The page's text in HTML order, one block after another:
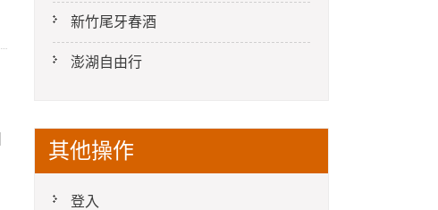
新竹尾牙春酒
澎湖自由行
其他操作
登入